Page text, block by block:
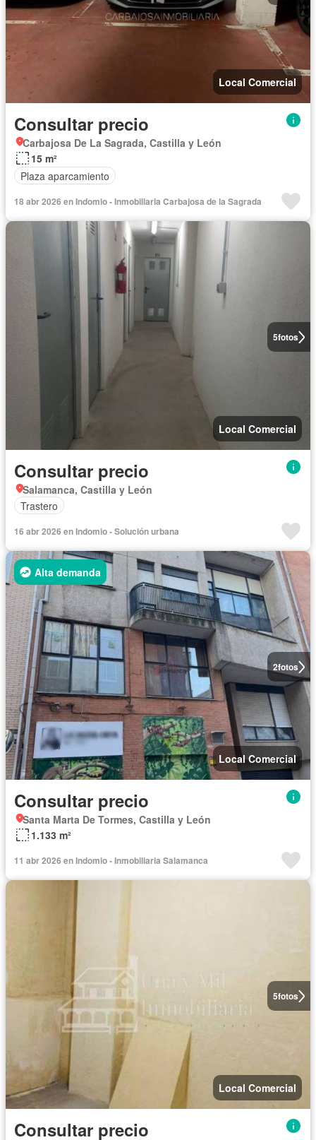
Local Comercial
Consultar precio
Carbajosa De La Sagrada, Castilla y León
15 m²
Plaza aparcamiento
18 abr 2026 en Indomio - Inmobiliaria Carbajosa de la Sagrada
5fotos
Local Comercial
Consultar precio
Salamanca, Castilla y León
Trastero
16 abr 2026 en Indomio - Solución urbana
2fotos
Alta demanda
Local Comercial
Consultar precio
Santa Marta De Tormes, Castilla y León
1.133 m²
11 abr 2026 en Indomio - Inmobiliaria Salamanca
5fotos
Local Comercial
Consultar precio